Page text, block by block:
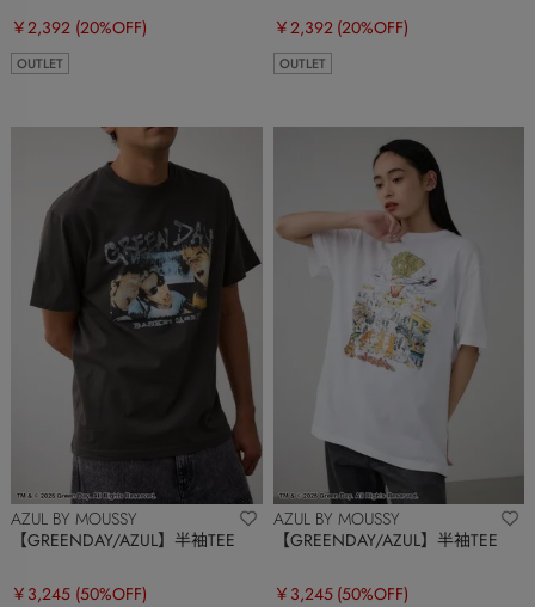
￥2,392 (20%OFF)
OUTLET
￥2,392 (20%OFF)
OUTLET
AZUL BY MOUSSY
【GREENDAY/AZUL】半袖TEE
￥3,245 (50%OFF)
AZUL BY MOUSSY
【GREENDAY/AZUL】半袖TEE
￥3,245 (50%OFF)